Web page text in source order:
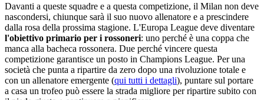
Davanti a queste squadre e a questa competizione, il Milan non deve
nascondersi, chiunque sarà il suo nuovo allenatore e a prescindere
dalla rosa della prossima stagione. L'Europa League deve diventare
l'obiettivo primario per i rossoneri: uno perché è una coppa che
manca alla bacheca rossonera. Due perché vincere questa
competizione garantisce un posto in Champions League. Per una
società che punta a ripartire da zero dopo una rivoluzione totale e
con un allenatore emergente (qui tutti i dettagli), puntare sul portare
a casa un trofeo può essere la strada migliore per ripartire subito con